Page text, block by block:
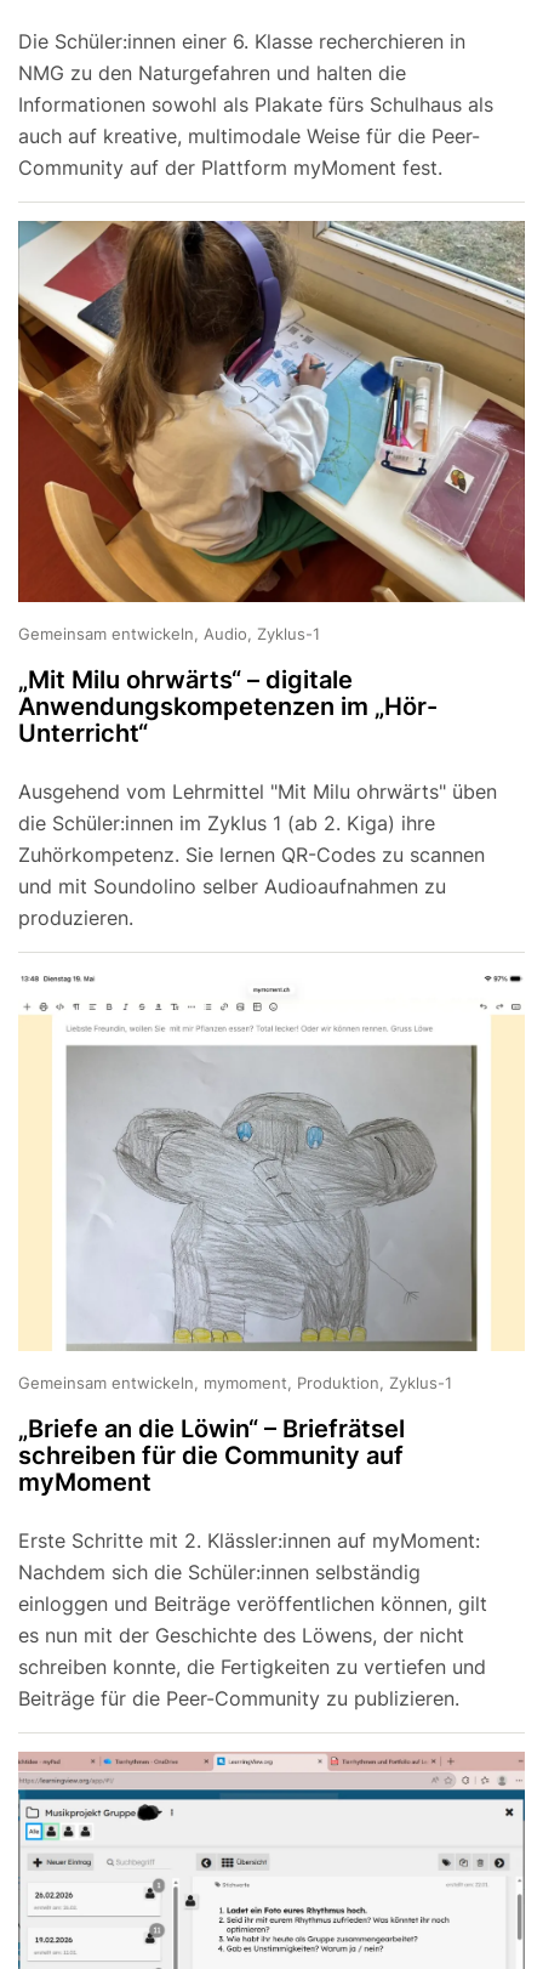
Die Schüler:innen einer 6. Klasse recherchieren in
NMG zu den Naturgefahren und halten die
Informationen sowohl als Plakate fürs Schulhaus als
auch auf kreative, multimodale Weise für die Peer-
Community auf der Plattform myMoment fest.
Gemeinsam entwickeln, Audio, Zyklus-1
„Mit Milu ohrwärts“ – digitale
Anwendungskompetenzen im „Hör-
Unterricht“
Ausgehend vom Lehrmittel "Mit Milu ohrwärts" üben
die Schüler:innen im Zyklus 1 (ab 2. Kiga) ihre
Zuhörkompetenz. Sie lernen QR-Codes zu scannen
und mit Soundolino selber Audioaufnahmen zu
produzieren.
Gemeinsam entwickeln, mymoment, Produktion, Zyklus-1
„Briefe an die Löwin“ – Briefrätsel
schreiben für die Community auf
myMoment
Erste Schritte mit 2. Klässler:innen auf myMoment:
Nachdem sich die Schüler:innen selbständig
einloggen und Beiträge veröffentlichen können, gilt
es nun mit der Geschichte des Löwens, der nicht
schreiben konnte, die Fertigkeiten zu vertiefen und
Beiträge für die Peer-Community zu publizieren.